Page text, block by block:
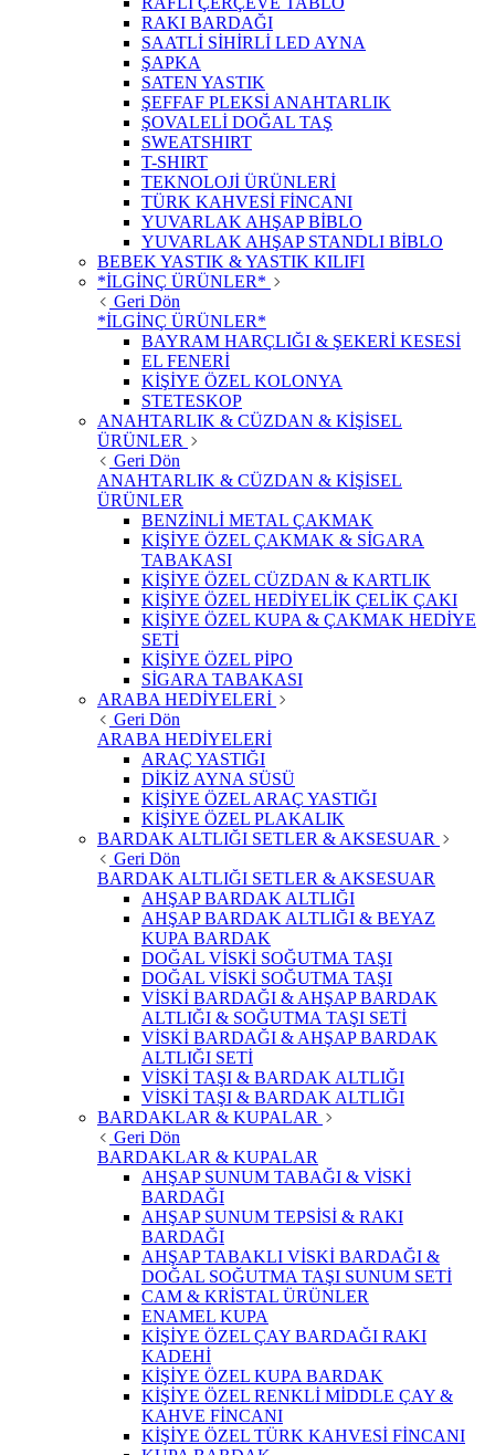
RAKI BARDAĞI
SAATLİ SİHİRLİ LED AYNA
ŞAPKA
SATEN YASTIK
ŞEFFAF PLEKSİ ANAHTARLIK
ŞOVALELİ DOĞAL TAŞ
SWEATSHIRT
T-SHIRT
TEKNOLOJİ ÜRÜNLERİ
TÜRK KAHVESİ FİNCANI
YUVARLAK AHŞAP BİBLO
YUVARLAK AHŞAP STANDLI BİBLO
BEBEK YASTIK & YASTIK KILIFI
*İLGİNÇ ÜRÜNLER*
Geri Dön
*İLGİNÇ ÜRÜNLER*
BAYRAM HARÇLIĞI & ŞEKERİ KESESİ
EL FENERİ
KİŞİYE ÖZEL KOLONYA
STETESKOP
ANAHTARLIK & CÜZDAN & KİŞİSEL
ÜRÜNLER
Geri Dön
ANAHTARLIK & CÜZDAN & KİŞİSEL
ÜRÜNLER
BENZİNLİ METAL ÇAKMAK
KİŞİYE ÖZEL ÇAKMAK & SİGARA
TABAKASI
KİŞİYE ÖZEL CÜZDAN & KARTLIK
KİŞİYE ÖZEL HEDİYELİK ÇELİK ÇAKI
KİŞİYE ÖZEL KUPA & ÇAKMAK HEDİYE
SETİ
KİŞİYE ÖZEL PİPO
SİGARA TABAKASI
ARABA HEDİYELERİ
Geri Dön
ARABA HEDİYELERİ
ARAÇ YASTIĞI
DİKİZ AYNA SÜSÜ
KİŞİYE ÖZEL ARAÇ YASTIĞI
KİŞİYE ÖZEL PLAKALIK
BARDAK ALTLIĞI SETLER & AKSESUAR
Geri Dön
BARDAK ALTLIĞI SETLER & AKSESUAR
AHŞAP BARDAK ALTLIĞI
AHŞAP BARDAK ALTLIĞI & BEYAZ
KUPA BARDAK
DOĞAL VİSKİ SOĞUTMA TAŞI
DOĞAL VİSKİ SOĞUTMA TAŞI
VİSKİ BARDAĞI & AHŞAP BARDAK
ALTLIĞI & SOĞUTMA TAŞI SETİ
VİSKİ BARDAĞI & AHŞAP BARDAK
ALTLIĞI SETİ
VİSKİ TAŞI & BARDAK ALTLIĞI
VİSKİ TAŞI & BARDAK ALTLIĞI
BARDAKLAR & KUPALAR
Geri Dön
BARDAKLAR & KUPALAR
AHŞAP SUNUM TABAĞI & VİSKİ
BARDAĞI
AHŞAP SUNUM TEPSİSİ & RAKI
BARDAĞI
AHŞAP TABAKLI VİSKİ BARDAĞI &
DOĞAL SOĞUTMA TAŞI SUNUM SETİ
CAM & KRİSTAL ÜRÜNLER
ENAMEL KUPA
KİŞİYE ÖZEL ÇAY BARDAĞI RAKI
KADEHİ
KİŞİYE ÖZEL KUPA BARDAK
KİŞİYE ÖZEL RENKLİ MİDDLE ÇAY &
KAHVE FİNCANI
KİŞİYE ÖZEL TÜRK KAHVESİ FİNCANI